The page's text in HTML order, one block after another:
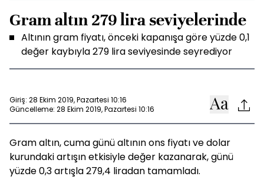
Gram altın 279 lira seviyelerinde
Altının gram fiyatı, önceki kapanışa göre yüzde 0,1
değer kaybıyla 279 lira seviyesinde seyrediyor
Giriş: 28 Ekim 2019, Pazartesi 10:16
Güncelleme: 28 Ekim 2019, Pazartesi 10:16
Gram altın, cuma günü altının ons fiyatı ve dolar
kurundaki artışın etkisiyle değer kazanarak, günü
yüzde 0,3 artışla 279,4 liradan tamamladı.